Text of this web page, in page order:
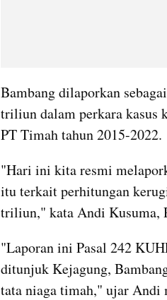
Bambang dilaporkan
triliun dalam perkara kasus
PT Timah tahun 2015-2022.
"Hari ini kita resmi
itu terkait perhitungan
triliun," kata Andi Kusuma,
"Laporan ini Pasal 242
ditunjuk Kejagung,
tata niaga timah," ujar Andi